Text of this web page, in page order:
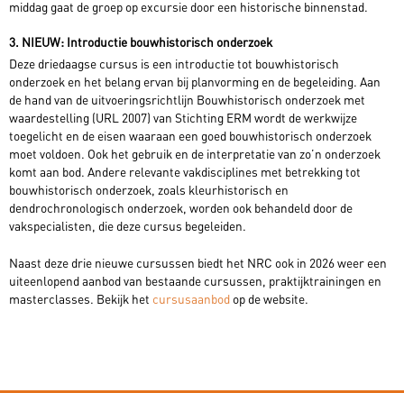
middag gaat de groep op excursie door een historische binnenstad.
3. NIEUW: Introductie bouwhistorisch onderzoek
Deze driedaagse cursus is een introductie tot bouwhistorisch
onderzoek en het belang ervan bij planvorming en de begeleiding. Aan
de hand van de uitvoeringsrichtlijn Bouwhistorisch onderzoek met
waardestelling (URL 2007) van Stichting ERM wordt de werkwijze
toegelicht en de eisen waaraan een goed bouwhistorisch onderzoek
moet voldoen. Ook het gebruik en de interpretatie van zo’n onderzoek
komt aan bod. Andere relevante vakdisciplines met betrekking tot
bouwhistorisch onderzoek, zoals kleurhistorisch en
dendrochronologisch onderzoek, worden ook behandeld door de
vakspecialisten, die deze cursus begeleiden.
Naast deze drie nieuwe cursussen biedt het NRC ook in 2026 weer een
uiteenlopend aanbod van bestaande cursussen, praktijktrainingen en
masterclasses. Bekijk het cursusaanbod op de website.